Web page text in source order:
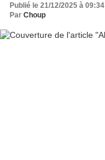
Publié le 21/12/2025 à 09:34
Par Choup